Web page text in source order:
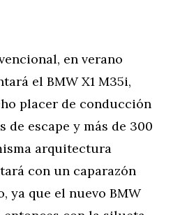
en verano
el BMW X1 M35i,
placer de conducción
de escape y más de 300
arquitectura
con un caparazón
ya que el nuevo BMW